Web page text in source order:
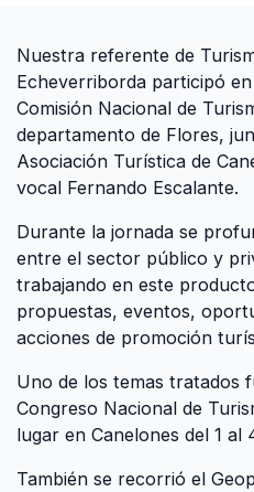
Nuestra referente de
Echeverriborda participó
Comisión Nacional de
departamento de Flores,
Asociación Turística de
vocal Fernando Escalante.
Durante la jornada se
entre el sector público y
trabajando en este
propuestas, eventos,
acciones de promoción
Uno de los temas tratados
Congreso Nacional de
lugar en Canelones del 1 al
También se recorrió el